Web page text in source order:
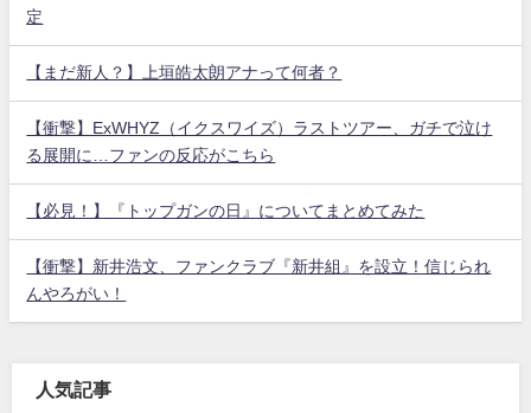
定
【まだ新人？】上垣皓太朗アナって何者？
【衝撃】ExWHYZ（イクスワイズ）ラストツアー、ガチで泣け
る展開に…ファンの反応がこちら
【必見！】『トップガンの日』についてまとめてみた
【衝撃】新井浩文、ファンクラブ『新井組』を設立！信じられ
んやろがい！
人気記事